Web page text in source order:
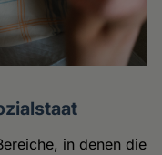
in denen die